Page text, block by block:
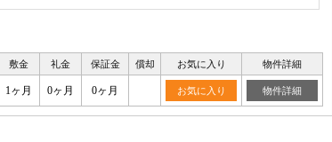
敷金 礼金 保証金 償却 お気に入り 物件詳細
1ヶ月 0ヶ月 0ヶ月 お気に入り 物件詳細